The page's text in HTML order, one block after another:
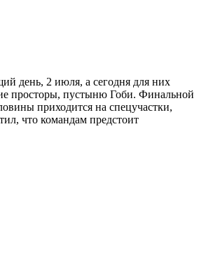
день, 2 июля, а сегодня для них
просторы, пустыню Гоби. Финальной
приходится на спецучастки,
что командам предстоит